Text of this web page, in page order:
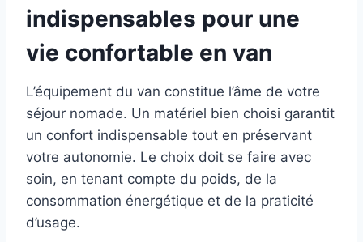
indispensables pour une
vie confortable en van
L’équipement du van constitue l’âme de votre
séjour nomade. Un matériel bien choisi garantit
un confort indispensable tout en préservant
votre autonomie. Le choix doit se faire avec
soin, en tenant compte du poids, de la
consommation énergétique et de la praticité
d’usage.